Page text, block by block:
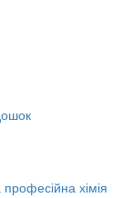
хімія